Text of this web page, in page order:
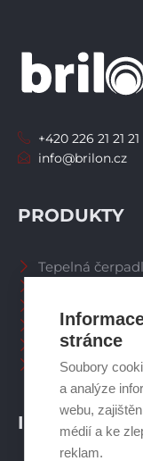
stránce
Soubory
a analýze
webu,
médií a ke
reklam.
INFORMACE
PRODUKTY
Tepelná
Spalinové
Plynové kotle
Ostatní
+420 226 21 21 21
info@brilon.cz